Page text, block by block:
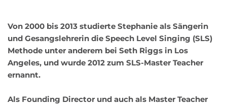
Von 2000 bis 2013 studierte Stephanie als Sängerin
und Gesangslehrerin die Speech Level Singing (SLS)
Methode unter anderem bei Seth Riggs in Los
Angeles, und wurde 2012 zum SLS-Master Teacher
ernannt.
Als Founding Director und auch als Master Teacher